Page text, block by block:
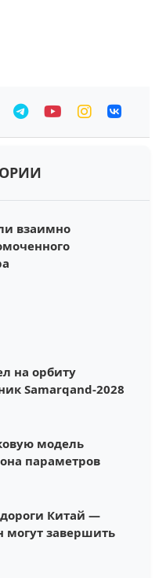
взаимно
на орбиту
Samarqand-2028
модель
параметров
Китай —
могут завершить